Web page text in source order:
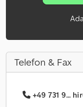
Telefon & Fax
+49 731 9...